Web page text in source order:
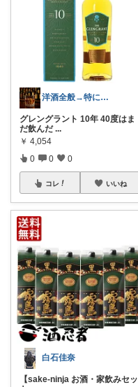
洋酒全般→特にシングルモルト好き
グレングラント 10年 40度はま
だ飲んだ ...
￥ 4,054
0 0 0
コレ いいね
白石佳奈
【sake-ninja お酒・家飲みセッ